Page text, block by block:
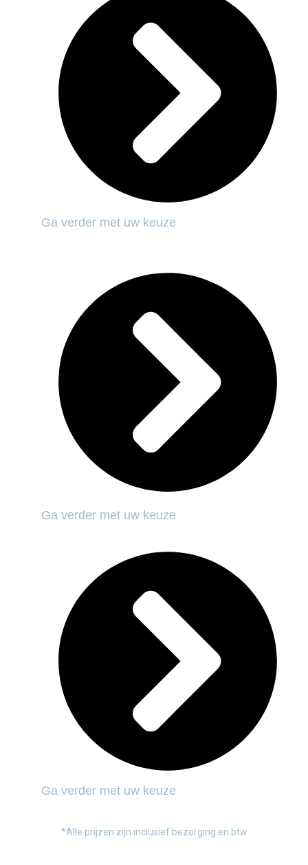
Ga verder met uw keuze
Ga verder met uw keuze
Ga verder met uw keuze
*Alle prijzen zijn inclusief bezorging en btw